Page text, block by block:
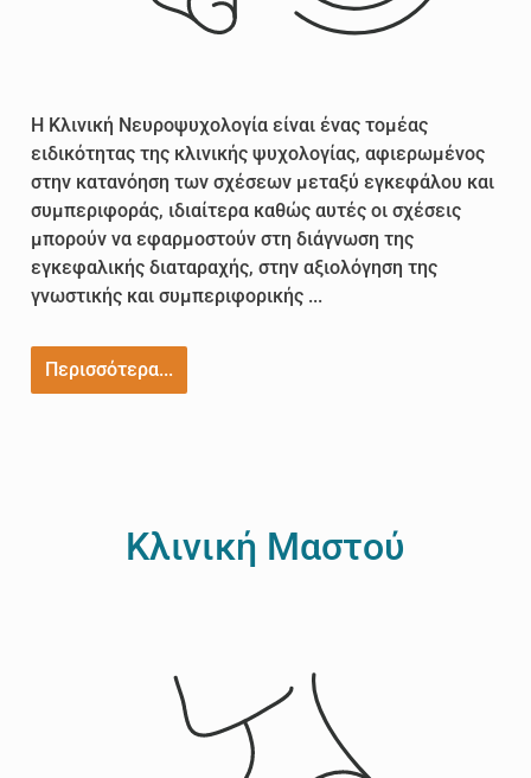
Η Κλινική Νευροψυχολογία είναι ένας τομέας
ειδικότητας της κλινικής ψυχολογίας, αφιερωμένος
στην κατανόηση των σχέσεων μεταξύ εγκεφάλου και
συμπεριφοράς, ιδιαίτερα καθώς αυτές οι σχέσεις
μπορούν να εφαρμοστούν στη διάγνωση της
εγκεφαλικής διαταραχής, στην αξιολόγηση της
γνωστικής και συμπεριφορικής ...
Περισσότερα...
Κλινική Μαστού